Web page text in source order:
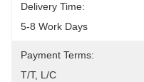
Delivery Time:
5-8 Work Days
Payment Terms:
T/T, L/C